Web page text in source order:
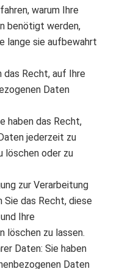
warum Ihre
benötigt werden,
lange sie aufbewahrt
Recht, auf Ihre
Daten
haben das Recht,
jederzeit zu
löschen oder zu
zur Verarbeitung
Sie das Recht, diese
Ihre
löschen zu lassen.
Daten: Sie haben
Daten